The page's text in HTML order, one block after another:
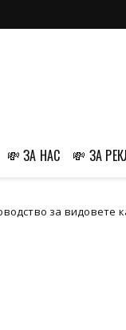
💸 ЗА НАС 💸 ЗА
капитал,